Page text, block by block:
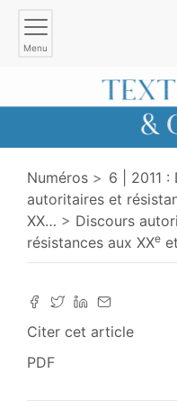
Menu
Numéros
6 | 2011 :
autoritaires et
XX…
Discours
résistances aux XXe
Citer cet article
PDF